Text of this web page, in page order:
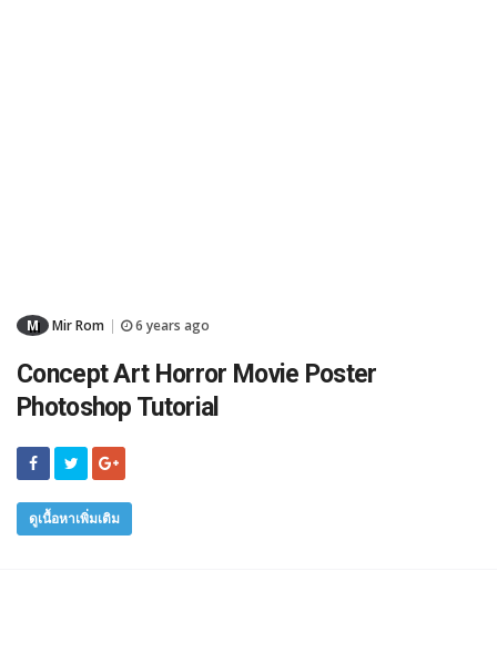
M Mir Rom 6 years ago
Concept Art Horror Movie Poster
Photoshop Tutorial
ดูเนื้อหาเพิ่มเติม